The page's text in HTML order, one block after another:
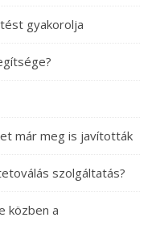
gyakorolja
már meg is javították
szolgáltatás?
közben a